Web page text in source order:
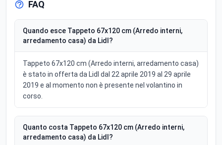
FAQ
Quando esce Tappeto 67x120 cm (Arredo interni,
arredamento casa) da Lidl?
Tappeto 67x120 cm (Arredo interni, arredamento casa)
è stato in offerta da Lidl dal 22 aprile 2019 al 29 aprile
2019 e al momento non è presente nel volantino in
corso.
Quanto costa Tappeto 67x120 cm (Arredo interni,
arredamento casa) da Lidl?